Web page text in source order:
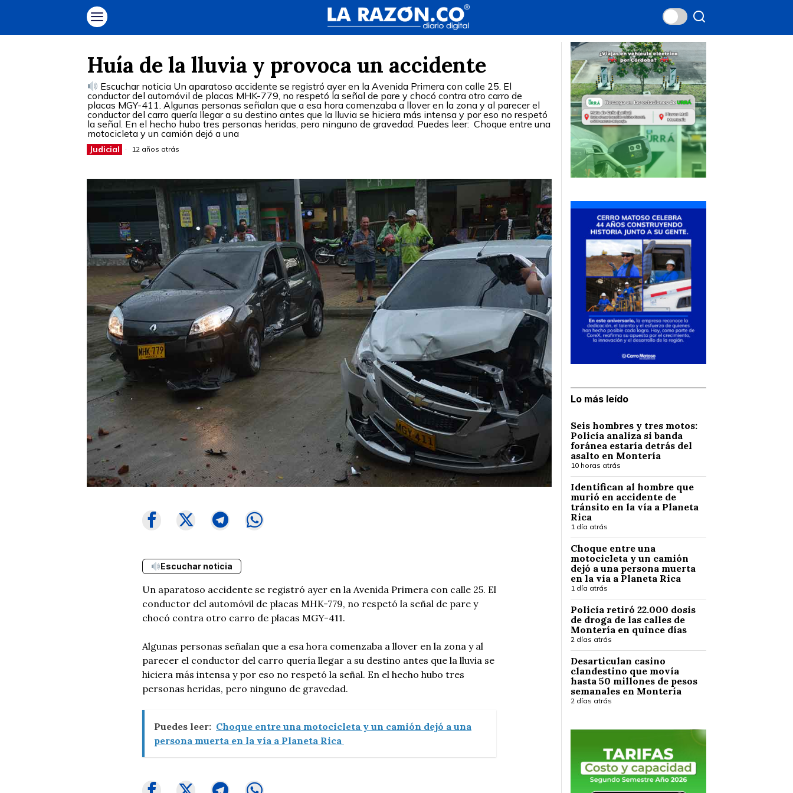
Huía de la lluvia y provoca un accidente
Escuchar noticia Un aparatoso accidente se registró ayer en la Avenida Primera con calle 25. El
conductor del automóvil de placas MHK-779, no respetó la señal de pare y chocó contra otro carro de
placas MGY-411. Algunas personas señalan que a esa hora comenzaba a llover en la zona y al parecer el
conductor del carro quería llegar a su destino antes que la lluvia se hiciera más intensa y por eso no respetó
la señal. En el hecho hubo tres personas heridas, pero ninguno de gravedad. Puedes leer: Choque entre una
motocicleta y un camión dejó a una
Judicial 12 años atrás
Escuchar noticia
Un aparatoso accidente se registró ayer en la Avenida Primera con calle 25. El
conductor del automóvil de placas MHK-779, no respetó la señal de pare y
chocó contra otro carro de placas MGY-411.
Algunas personas señalan que a esa hora comenzaba a llover en la zona y al
parecer el conductor del carro quería llegar a su destino antes que la lluvia se
hiciera más intensa y por eso no respetó la señal. En el hecho hubo tres
personas heridas, pero ninguno de gravedad.
Puedes leer: Choque entre una motocicleta y un camión dejó a una
persona muerta en la vía a Planeta Rica
Lo más leído
Seis hombres y tres motos:
Policía analiza si banda
foránea estaría detrás del
asalto en Montería
10 horas atrás
Identifican al hombre que
murió en accidente de
tránsito en la vía a Planeta
Rica
1 día atrás
Choque entre una
motocicleta y un camión
dejó a una persona muerta
en la vía a Planeta Rica
1 día atrás
Policía retiró 22.000 dosis
de droga de las calles de
Montería en quince días
2 días atrás
Desarticulan casino
clandestino que movía
hasta 50 millones de pesos
semanales en Montería
2 días atrás